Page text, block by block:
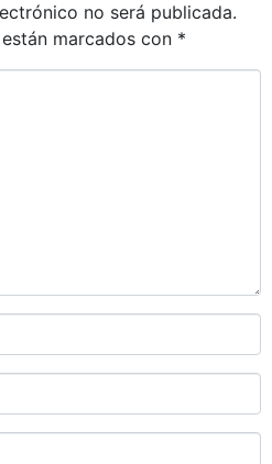
no será publicada.
marcados con *